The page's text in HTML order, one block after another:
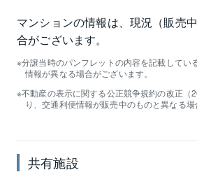
マンションの情報は、現況（販売
合がございます。
分譲当時のパンフレットの内容を記載してい
情報が異なる場合がございます。
不動産の表示に関する公正競争規約の改正（
り、交通利便情報が販売中のものと異なる場
共有施設